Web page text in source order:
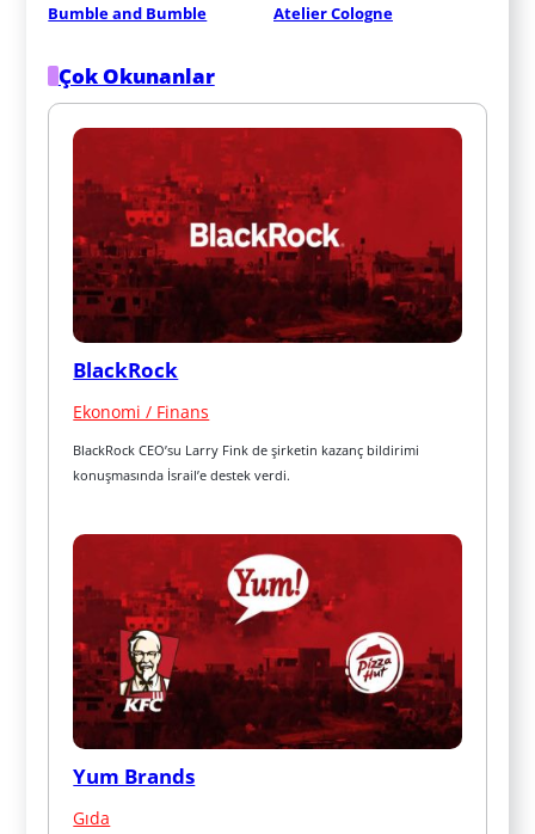
Bumble and Bumble Atelier Cologne
Çok Okunanlar
BlackRock
Ekonomi / Finans
BlackRock CEO’su Larry Fink de şirketin kazanç bildirimi
konuşmasında İsrail’e destek verdi.
Yum Brands
Gıda